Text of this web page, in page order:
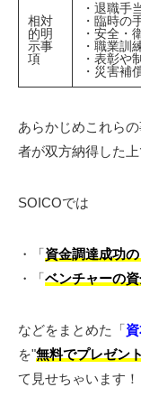
相対
的明
示事
項
・退職手
・臨時の
・安全・
・職業訓
・表彰や
・災害補
あらかじめこれら
者が双方納得した
SOICOでは
・「資金調達成功
・「ベンチャーの
などをまとめた「
を"無料でプレゼン
て見せちゃいます！